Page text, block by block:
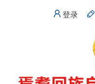
登录